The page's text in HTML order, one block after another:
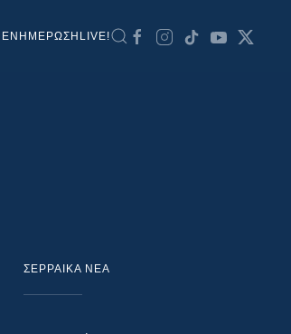
ΕΝΗΜΕΡΩΣΗ LIVE!
ΣΕΡΡΑΙΚΑ ΝΕΑ